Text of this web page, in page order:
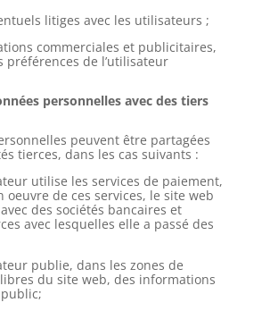
litiges avec les utilisateurs ;
commerciales et publicitaires,
préférences de l’utilisateur
personnelles avec des tiers
peuvent être partagées
tierces, dans les cas suivants :
utilise les services de paiement,
oeuvre de ces services, le site web
des sociétés bancaires et
avec lesquelles elle a passé des
publie, dans les zones de
du site web, des informations